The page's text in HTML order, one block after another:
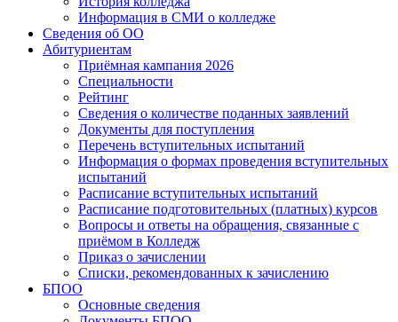
Информация в СМИ о колледже
Сведения об ОО
Абитуриентам
Приёмная кампания 2026
Специальности
Рейтинг
Сведения о количестве поданных заявлений
Документы для поступления
Перечень вступительных испытаний
Информация о формах проведения вступительных
испытаний
Расписание вступительных испытаний
Расписание подготовительных (платных) курсов
Вопросы и ответы на обращения, связанные с
приёмом в Колледж
Приказ о зачислении
Списки, рекомендованных к зачислению
БПОО
Основные сведения